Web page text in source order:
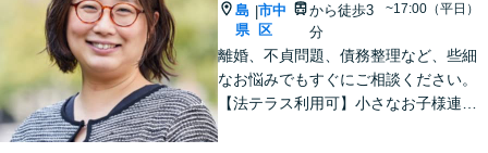
島
県
|市中
区
から徒歩3
分
~17:00（平日）
離婚、不貞問題、債務整理など、些細
なお悩みでもすぐにご相談ください。
【法テラス利用可】小さなお子様連れ